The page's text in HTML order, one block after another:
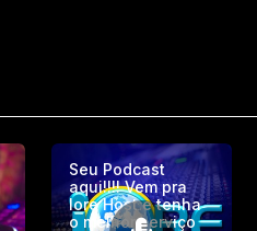
Seu Podcast
aqui!!!! Vem pra
Iore Host e tenha
o melhor serviço